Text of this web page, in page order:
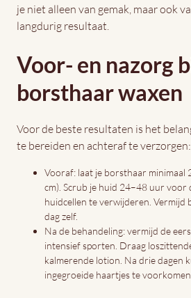
je niet alleen van gemak, maar ook
langdurig resultaat.
Voor- en nazorg
borsthaar waxen
Voor de beste resultaten is het
te bereiden en achteraf te verzorgen:
Vooraf: laat je borsthaar minimaal
cm). Scrub je huid 24–48 uur voor
huidcellen te verwijderen. Vermijd
dag zelf.
Na de behandeling: vermijd de
intensief sporten. Draag
kalmerende lotion. Na drie dagen
ingegroeide haartjes te voorkomen.